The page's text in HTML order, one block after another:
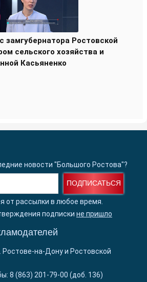
замгубернатора Ростовской
сельского хозяйства и
Касьяненко
новости "Большого Ростова"?
ПОДПИСАТЬСЯ
от рассылки в любое время.
подписки не пришло
на-Дону и Ростовской
8 (863) 201-79-00 (доб. 136)